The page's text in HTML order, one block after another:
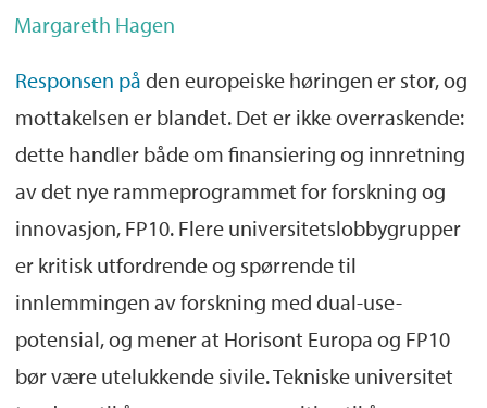
Margareth Hagen
Responsen på den europeiske høringen er stor, og
mottakelsen er blandet. Det er ikke overraskende:
dette handler både om finansiering og innretning
av det nye rammeprogrammet for forskning og
innovasjon, FP10. Flere universitetslobbygrupper
er kritisk utfordrende og spørrende til
innlemmingen av forskning med dual-use-
potensial, og mener at Horisont Europa og FP10
bør være utelukkende sivile. Tekniske universitet